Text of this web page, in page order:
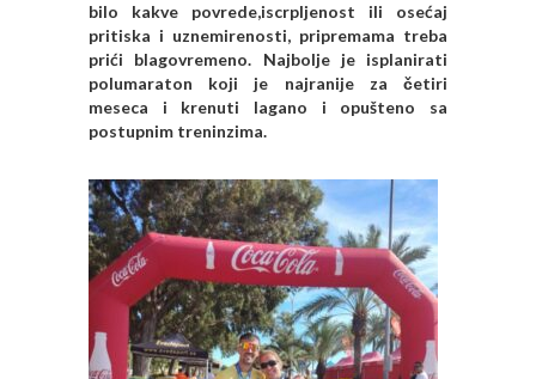
bilo kakve povrede,iscrpljenost ili osećaj
pritiska i uznemirenosti, pripremama treba
prići blagovremeno. Najbolje je isplanirati
polumaraton koji je najranije za četiri
meseca i krenuti lagano i opušteno sa
postupnim treninzima.